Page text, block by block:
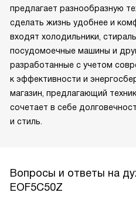
предлагает разнообразную
сделать жизнь удобнее и
входят холодильники,
посудомоечные машины и
разработанные с учетом
к эффективности и
магазин, предлагающий
сочетает в себе
и стиль.
Вопросы и ответы на
EOF5C50Z